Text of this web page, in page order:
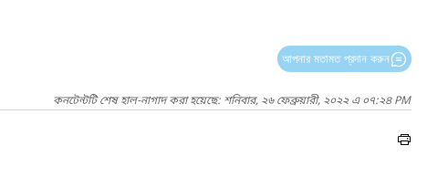
আপনার মতামত প্রদান করুন
কনটেন্টটি শেষ হাল-নাগাদ করা হয়েছে: শনিবার, ২৬ ফেব্রুয়ারী, ২০২২ এ ০৭:২৪ PM